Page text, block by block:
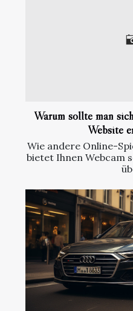
Warum sollte man
Website
Wie andere Online-
bietet Ihnen Webcam